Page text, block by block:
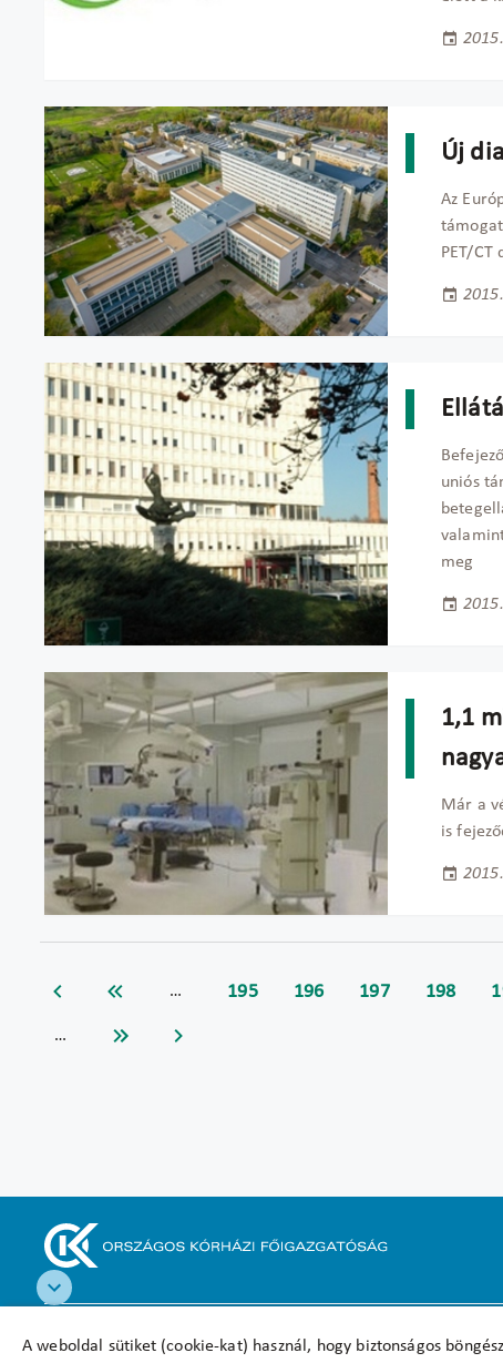
A weboldal sütiket (cookie-kat) használ, hogy biztonságos
Új
Az
PET/
uniós
meg
1,1
Már a
is
… 195 196 197 198
…
Akadálymentesítési nyilatkozat